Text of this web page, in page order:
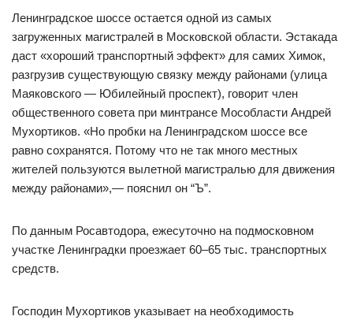
Ленинградское шоссе остается одной из самых
загруженных магистралей в Московской области. Эстакада
даст «хороший транспортный эффект» для самих Химок,
разгрузив существующую связку между районами (улица
Маяковского — Юбилейный проспект), говорит член
общественного совета при минтрансе Мособласти Андрей
Мухортиков. «Но пробки на Ленинградском шоссе все
равно сохранятся. Потому что не так много местных
жителей пользуются вылетной магистралью для движения
между районами»,— пояснил он “Ъ”.
По данным Росавтодора, ежесуточно на подмосковном
участке Ленинградки проезжает 60–65 тыс. транспортных
средств.
Господин Мухортиков указывает на необходимость